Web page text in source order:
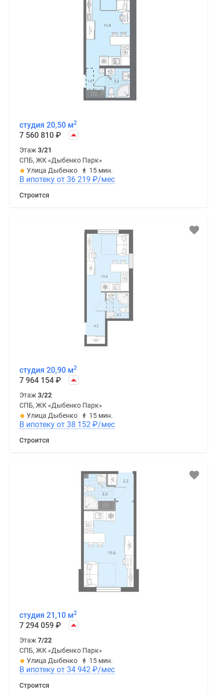
студия 20,50 м2
7 560 810 ₽
Этаж3/21
СПБ, ЖК «Дыбенко Парк»
Улица Дыбенко
15 мин.
В ипотеку от 36 219 ₽/мес
Строится
студия 20,90 м2
7 964 154 ₽
Этаж3/22
СПБ, ЖК «Дыбенко Парк»
Улица Дыбенко
15 мин.
В ипотеку от 38 152 ₽/мес
Строится
студия 21,10 м2
7 294 059 ₽
Этаж7/22
СПБ, ЖК «Дыбенко Парк»
Улица Дыбенко
15 мин.
В ипотеку от 34 942 ₽/мес
Строится